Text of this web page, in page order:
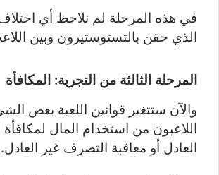
في هذه المرحلة لم نلاحظ أي
الذي حقن بالتستوستيرون وبين
المرحلة الثالثة من التجربة: المكافأة
والآن ستتغير قوانين اللعبة بعض
اللاعبون من استخدام المال
العادل أو معاقبة التصرف غير العادل.